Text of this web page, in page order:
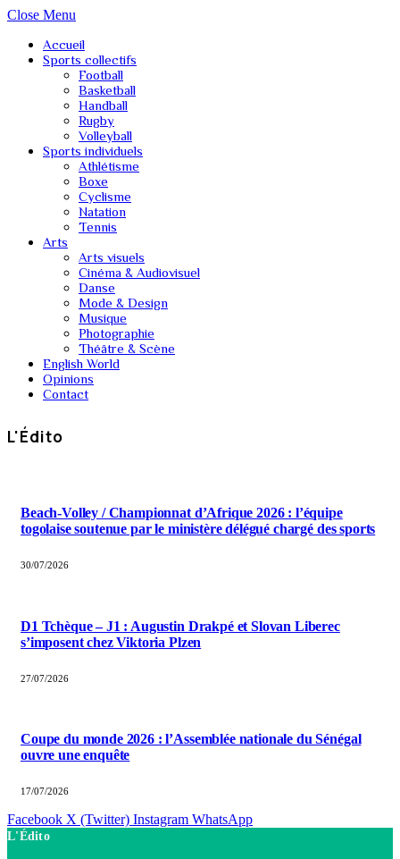
Close Menu
Accueil
Sports collectifs
Football
Basketball
Handball
Rugby
Volleyball
Sports individuels
Athlétisme
Boxe
Cyclisme
Natation
Tennis
Arts
Arts visuels
Cinéma & Audiovisuel
Danse
Mode & Design
Musique
Photographie
Théâtre & Scène
English World
Opinions
Contact
L'Édito
Beach-Volley / Championnat d’Afrique 2026 : l’équipe
togolaise soutenue par le ministère délégué chargé des sports
30/07/2026
D1 Tchèque – J1 : Augustin Drakpé et Slovan Liberec
s’imposent chez Viktoria Plzen
27/07/2026
Coupe du monde 2026 : l’Assemblée nationale du Sénégal
ouvre une enquête
17/07/2026
Facebook X (Twitter) Instagram WhatsApp
L'Édito